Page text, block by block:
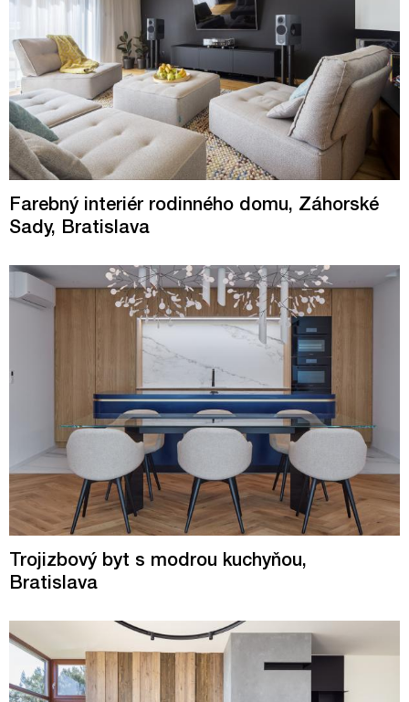
Farebný interiér rodinného domu, Záhorské
Sady, Bratislava
Trojizbový byt s modrou kuchyňou,
Bratislava